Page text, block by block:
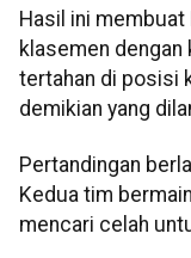
Hasil ini
klasemen
tertahan di posisi
demikian yang
Pertandingan
Kedua tim
mencari celah